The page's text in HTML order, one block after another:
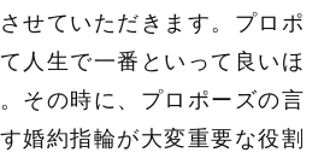
せていただきます。プロポ
人生で一番といって良いほ
その時に、プロポーズの言
婚約指輪が大変重要な役割